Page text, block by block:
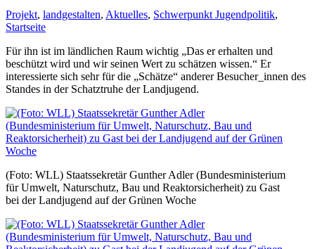
Projekt, landgestalten, Aktuelles, Schwerpunkt Jugendpolitik,
Startseite
Für ihn ist im ländlichen Raum wichtig „Das er erhalten und
beschützt wird und wir seinen Wert zu schätzen wissen.“ Er
interessierte sich sehr für die „Schätze“ anderer Besucher_innen des
Standes in der Schatztruhe der Landjugend.
(Foto: WLL) Staatssekretär Gunther Adler (Bundesministerium
für Umwelt, Naturschutz, Bau und Reaktorsicherheit) zu Gast
bei der Landjugend auf der Grünen Woche